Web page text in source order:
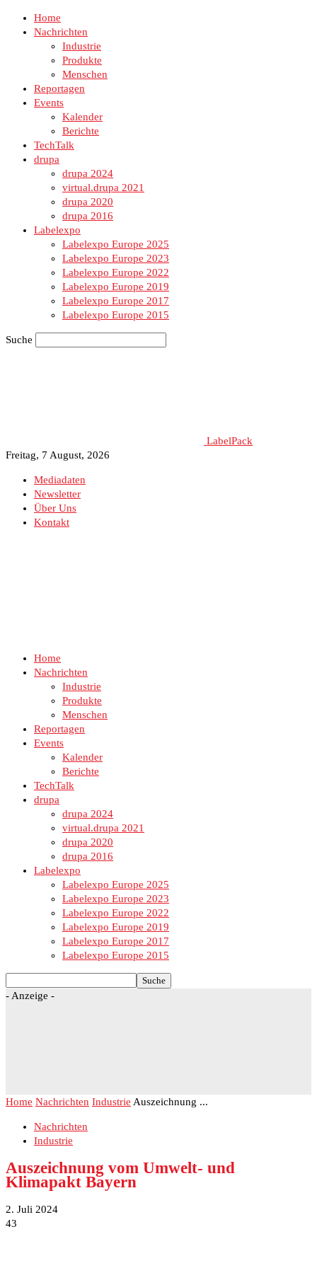
Home
Nachrichten
Industrie
Produkte
Menschen
Reportagen
Events
Kalender
Berichte
TechTalk
drupa
drupa 2024
virtual.drupa 2021
drupa 2020
drupa 2016
Labelexpo
Labelexpo Europe 2025
Labelexpo Europe 2023
Labelexpo Europe 2022
Labelexpo Europe 2019
Labelexpo Europe 2017
Labelexpo Europe 2015
Suche
LabelPack
Freitag, 7 August, 2026
Mediadaten
Newsletter
Über Uns
Kontakt
Home
Nachrichten
Industrie
Produkte
Menschen
Reportagen
Events
Kalender
Berichte
TechTalk
drupa
drupa 2024
virtual.drupa 2021
drupa 2020
drupa 2016
Labelexpo
Labelexpo Europe 2025
Labelexpo Europe 2023
Labelexpo Europe 2022
Labelexpo Europe 2019
Labelexpo Europe 2017
Labelexpo Europe 2015
- Anzeige -
Home Nachrichten Industrie Auszeichnung ...
Nachrichten
Industrie
Auszeichnung vom Umwelt- und
Klimapakt Bayern
2. Juli 2024
43